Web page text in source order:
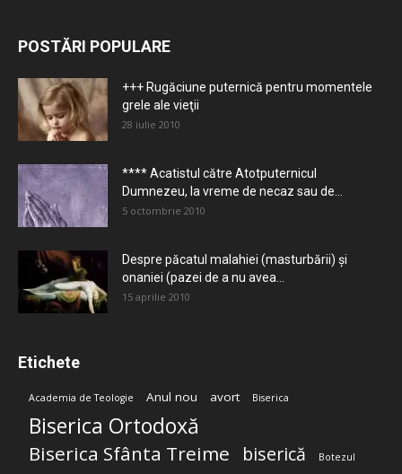
POSTĂRI POPULARE
+++ Rugăciune puternică pentru momentele
grele ale vieţii
28 iulie 2010
**** Acatistul către Atotputernicul
Dumnezeu, la vreme de necaz sau de...
5 octombrie 2010
Despre păcatul malahiei (masturbării) şi
onaniei (pazei de a nu avea...
15 aprilie 2010
Etichete
Academia de Teologie Anul nou avort Biserica
Biserica Ortodoxă
Biserica Sfânta Treime biserică Botezul